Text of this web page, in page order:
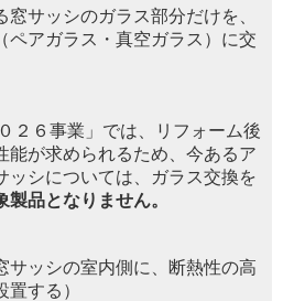
窓サッシのガラス部分だけを、
ペアガラス・真空ガラス）に交
２６事業」では、リフォーム後
能が求められるため、今あるア
ッシについては、ガラス交換を
製品となりません。
サッシの室内側に、断熱性の高
する）